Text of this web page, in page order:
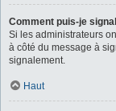
Comment puis-je
Si les administrateurs
à côté du message à
signalement.
Haut